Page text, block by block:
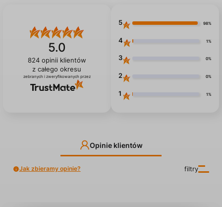
5.0
824opinii klientów
z całego okresu
zebranych i zweryfikowanych przez
5 98%
4 1%
3 0%
2 0%
1 1%
Opinie klientów
filtry
Jak zbieramy opinie?